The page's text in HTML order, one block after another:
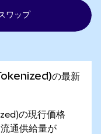
ワップ
の最新
の現行価格
通供給量が